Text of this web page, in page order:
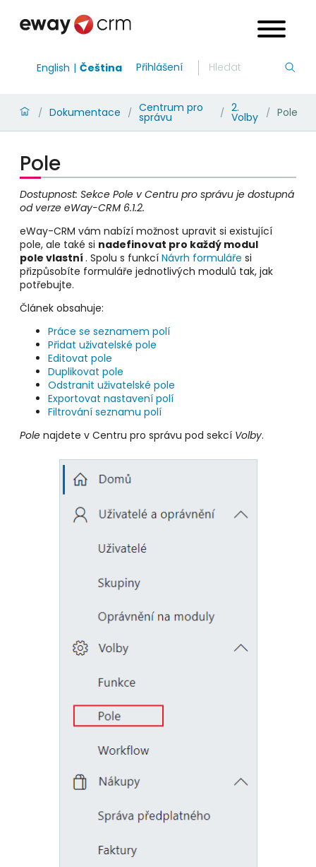
English Čeština Přihlášení
/ Dokumentace / Centrum pro
správu / 2.
Volby / Pole
Pole
Dostupnost: Sekce Pole v Centru pro správu je dostupná
od verze eWay-CRM 6.1.2.
eWay-CRM vám nabízí možnost upravit si existující
pole, ale také si nadefinovat pro každý modul
pole vlastní . Spolu s funkcí Návrh formuláře si
přizpůsobíte formuláře jednotlivých modulů tak, jak
potřebujte.
Článek obsahuje:
Práce se seznamem polí
Přidat uživatelské pole
Editovat pole
Duplikovat pole
Odstranit uživatelské pole
Exportovat nastavení polí
Filtrování seznamu polí
Pole najdete v Centru pro správu pod sekcí Volby.